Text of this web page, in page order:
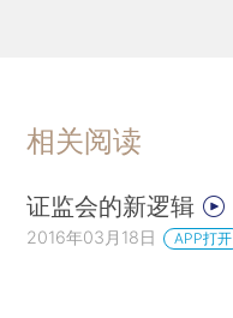
相关阅读
证监会的新逻辑
2016年03月18日 APP打开